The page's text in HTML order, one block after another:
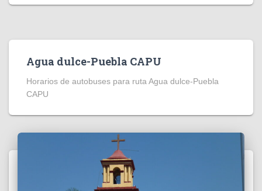
Agua dulce-Puebla CAPU
Horarios de autobuses para ruta Agua dulce-Puebla
CAPU